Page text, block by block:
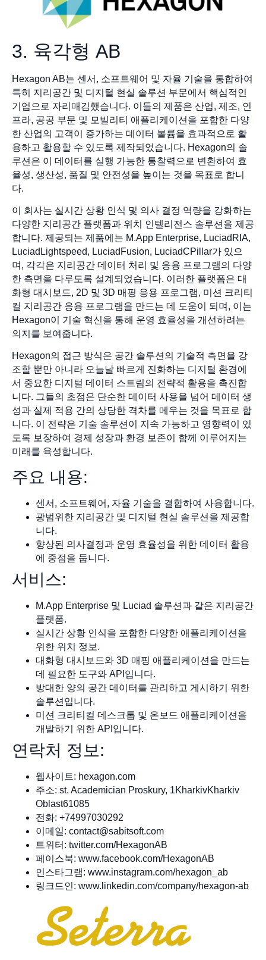
3. 육각형 AB
Hexagon AB는 센서, 소프트웨어 및 자율 기술을 통합하여
특히 지리공간 및 디지털 현실 솔루션 부문에서 핵심적인
기업으로 자리매김했습니다. 이들의 제품은 산업, 제조, 인
프라, 공공 부문 및 모빌리티 애플리케이션을 포함한 다양
한 산업의 고객이 증가하는 데이터 볼륨을 효과적으로 활
용하고 활용할 수 있도록 제작되었습니다. Hexagon의 솔
루션은 이 데이터를 실행 가능한 통찰력으로 변환하여 효
율성, 생산성, 품질 및 안전성을 높이는 것을 목표로 합니
다.
이 회사는 실시간 상황 인식 및 의사 결정 역량을 강화하는
다양한 지리공간 플랫폼과 위치 인텔리전스 솔루션을 제공
합니다. 제공되는 제품에는 M.App Enterprise, LuciadRIA,
LuciadLightspeed, LuciadFusion, LuciadCPillar가 있으
며, 각각은 지리공간 데이터 처리 및 응용 프로그램의 다양
한 측면을 다루도록 설계되었습니다. 이러한 플랫폼은 대
화형 대시보드, 2D 및 3D 매핑 응용 프로그램, 미션 크리티
컬 지리공간 응용 프로그램을 만드는 데 도움이 되며, 이는
Hexagon이 기술 혁신을 통해 운영 효율성을 개선하려는
의지를 보여줍니다.
Hexagon의 접근 방식은 공간 솔루션의 기술적 측면을 강
조할 뿐만 아니라 오늘날 빠르게 진화하는 디지털 환경에
서 중요한 디지털 데이터 스트림의 전략적 활용을 촉진합
니다. 그들의 초점은 단순한 데이터 사용을 넘어 데이터 생
성과 실제 적용 간의 상당한 격차를 메우는 것을 목표로 합
니다. 이 전략은 기술 솔루션이 지속 가능하고 영향력이 있
도록 보장하여 경제 성장과 환경 보존이 함께 이루어지는
미래를 육성합니다.
주요 내용:
센서, 소프트웨어, 자율 기술을 결합하여 사용합니다.
광범위한 지리공간 및 디지털 현실 솔루션을 제공합
니다.
향상된 의사결정과 운영 효율성을 위한 데이터 활용
에 중점을 둡니다.
서비스:
M.App Enterprise 및 Luciad 솔루션과 같은 지리공간
플랫폼.
실시간 상황 인식을 포함한 다양한 애플리케이션을
위한 위치 정보.
대화형 대시보드와 3D 매핑 애플리케이션을 만드는
데 필요한 도구와 API입니다.
방대한 양의 공간 데이터를 관리하고 게시하기 위한
솔루션입니다.
미션 크리티컬 데스크톱 및 온보드 애플리케이션을
개발하기 위한 API입니다.
연락처 정보:
웹사이트: hexagon.com
주소: st. Academician Proskury, 1KharkivKharkiv
Oblast61085
전화: +74997030292
이메일: contact@sabitsoft.com
트위터: twitter.com/HexagonAB
페이스북: www.facebook.com/HexagonAB
인스타그램: www.instagram.com/hexagon_ab
링크드인: www.linkedin.com/company/hexagon-ab